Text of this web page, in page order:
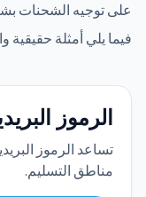
على توجيه الشحنات
فيما يلي أمثلة حقيقية
الرموز
تساعد الرموز
مناطق التسليم.